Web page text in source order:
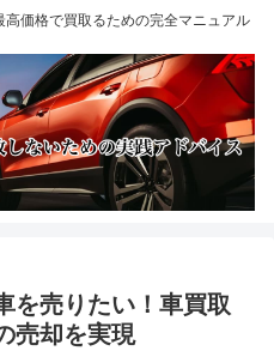
価格で買取るための完全マニュアル
を売りたい！車買取
売却を実現